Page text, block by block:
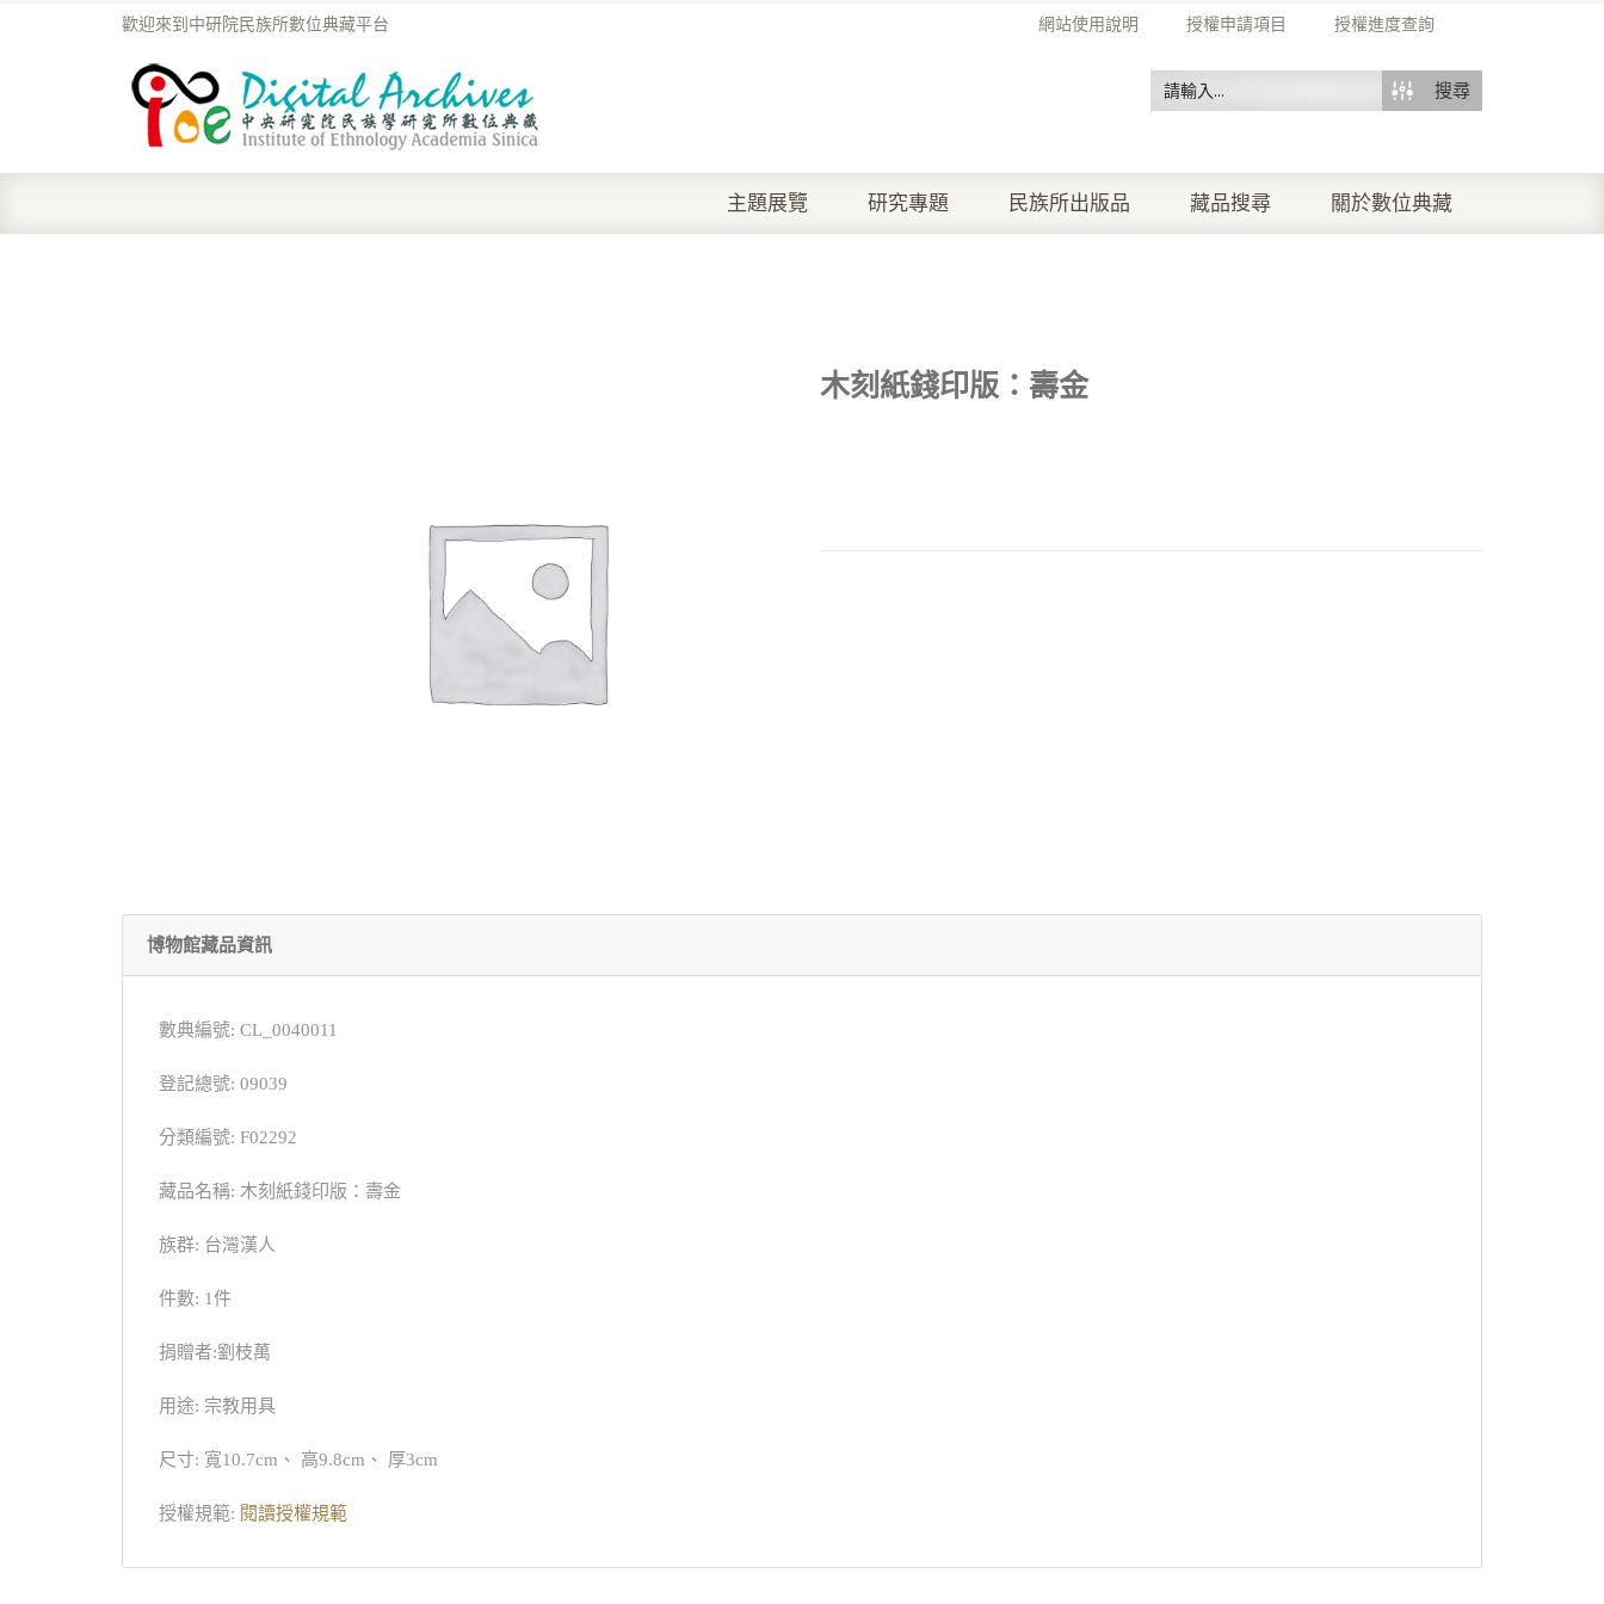
網站使用說明 授權申請項目 授權進度查詢
歡迎來到中研院民族所數位典藏平台
搜尋
主題展覽 研究專題 民族所出版品 藏品搜尋 關於數位典藏
木刻紙錢印版：壽金
博物館藏品資訊
數典編號: CL_0040011
登記總號: 09039
分類編號: F02292
藏品名稱: 木刻紙錢印版：壽金
族群: 台灣漢人
件數: 1件
捐贈者:劉枝萬
用途: 宗教用具
尺寸: 寬10.7cm、 高9.8cm、 厚3cm
授權規範: 閱讀授權規範